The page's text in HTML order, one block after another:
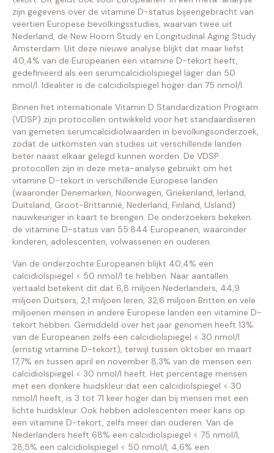
zijn gegevens over de vitamine D-status bijeengebracht van
veertien Europese bevolkingsstudies, waarvan twee uit
Nederland, de New Hoorn Study en Longitudinal Aging Study
Amsterdam. Uit deze nieuwe analyse blijkt dat maar liefst
40,4% van de Europeanen een vitamine D-tekort heeft,
gedefinieerd als een serumcalcidiolspiegel lager dan 50
nmol/l. Idealiter is de calcidiolspiegel hoger dan 75 nmol/l.
Binnen het internationale Vitamin D Standardization Program
(VDSP) zijn protocollen ontwikkeld voor het standaardiseren
van gemeten serumcalcidiolwaarden in bevolkingsonderzoek,
zodat de uitkomsten van studies uit verschillende landen
beter naast elkaar gelegd kunnen worden. De VDSP
protocollen zijn in deze meta-analyse gebruikt om het
vitamine D-tekort in verschillende Europese landen
(waaronder Denemarken, Noorwegen, Griekenland, Ierland,
Duitsland, Groot-Brittannië, Nederland, Finland, IJsland)
nauwkeuriger in kaart te brengen. De onderzoekers bekeken
de vitamine D-status van 55.844 Europeanen, waaronder
kinderen, adolescenten, volwassenen en ouderen.
Van de onderzochte Europeanen blijkt 40,4% een
calcidiolspiegel < 50 nmol/l te hebben. Naar aantallen
vertaald betekent dit dat 6,8 miljoen Nederlanders, 44,9
miljoen Duitsers, 2,1 miljoen Ieren, 32,6 miljoen Britten en vele
miljoenen mensen in andere Europese landen een vitamine D-
tekort hebben. Gemiddeld over het jaar genomen heeft 13%
van de Europeanen zelfs een calcidiolspiegel < 30 nmol/l
(ernstig vitamine D-tekort), terwijl tussen oktober en maart
17,7% en tussen april en november 8,3% van de mensen een
calcidiolspiegel < 30 nmol/l heeft. Het percentage mensen
met een donkere huidskleur dat een calcidiolspiegel < 30
nmol/l heeft, is 3 tot 71 keer hoger dan bij mensen met een
lichte huidskleur. Ook hebben adolescenten meer kans op
een vitamine D-tekort, zelfs meer dan ouderen. Van de
Nederlanders heeft 68% een calcidiolspiegel < 75 nmol/l,
28,5% een calcidiolspiegel < 50 nmol/l, 4,6% een